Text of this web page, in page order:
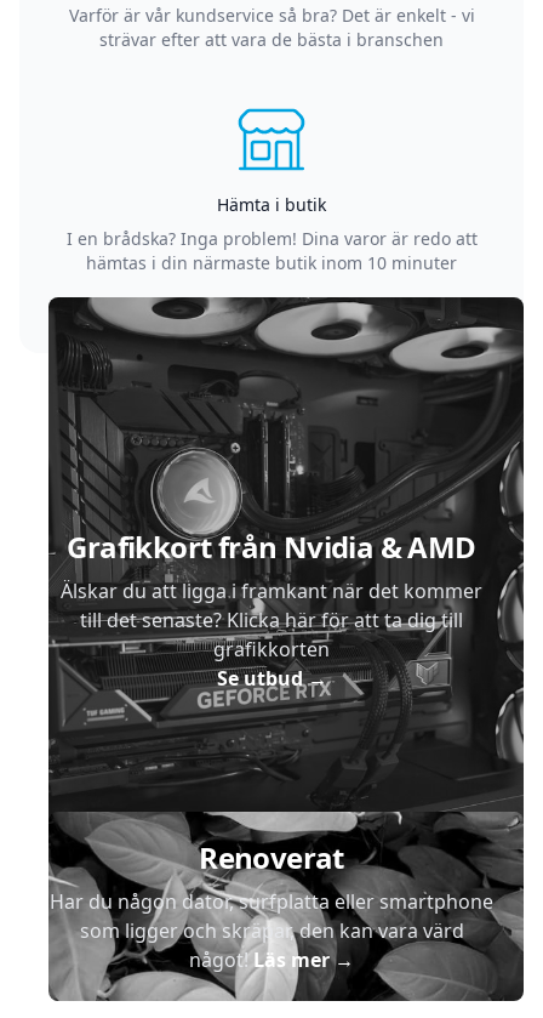
Varför är vår kundservice så bra? Det är enkelt - vi
strävar efter att vara de bästa i branschen
Hämta i butik
I en brådska? Inga problem! Dina varor är redo att
hämtas i din närmaste butik inom 10 minuter
Grafikkort från Nvidia & AMD
Älskar du att ligga i framkant när det kommer
till det senaste? Klicka här för att ta dig till
grafikkorten
Se utbud→
Renoverat
Har du någon dator, surfplatta eller smartphone
som ligger och skräpar, den kan vara värd
något!Läs mer→